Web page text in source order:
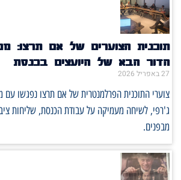
תוכנית הצוערים של אם תרצו:
הדור הבא של היועצים בכנסת
27 באפריל 2026
צוערי התוכנית הפרלמנטרית של אם תרצו נפגשו עם
ג'רפי, לשיחה מעמיקה על עבודת הכנסת, שליחות
מבפנים.